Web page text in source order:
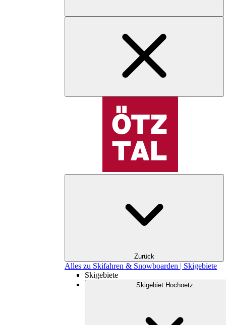
Zurück
Alles zu Skifahren & Snowboarden | Skigebiete
Skigebiete
Skigebiet Hochoetz